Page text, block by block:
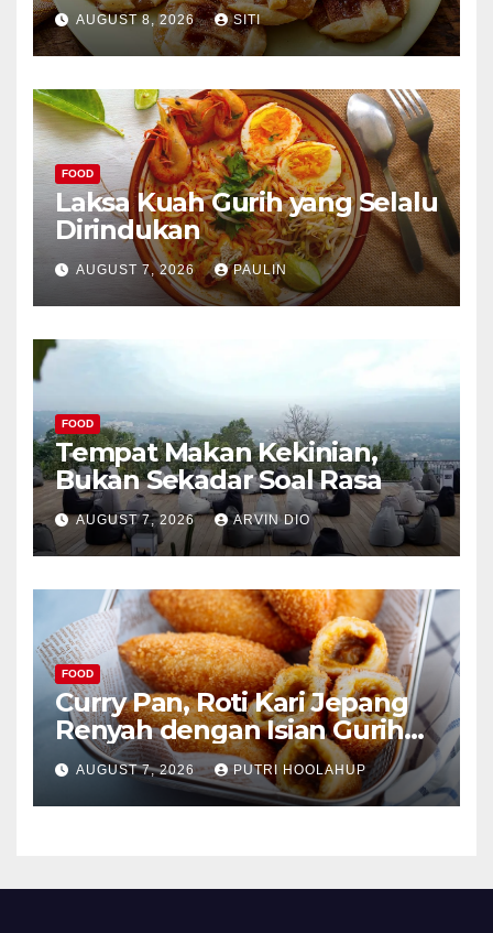
AUGUST 8, 2026 SITI
FOOD
Laksa Kuah Gurih yang Selalu
Dirindukan
AUGUST 7, 2026 PAULIN
FOOD
Tempat Makan Kekinian,
Bukan Sekadar Soal Rasa
AUGUST 7, 2026 ARVIN DIO
FOOD
Curry Pan, Roti Kari Jepang
Renyah dengan Isian Gurih
Menggoda
AUGUST 7, 2026 PUTRI HOOLAHUP